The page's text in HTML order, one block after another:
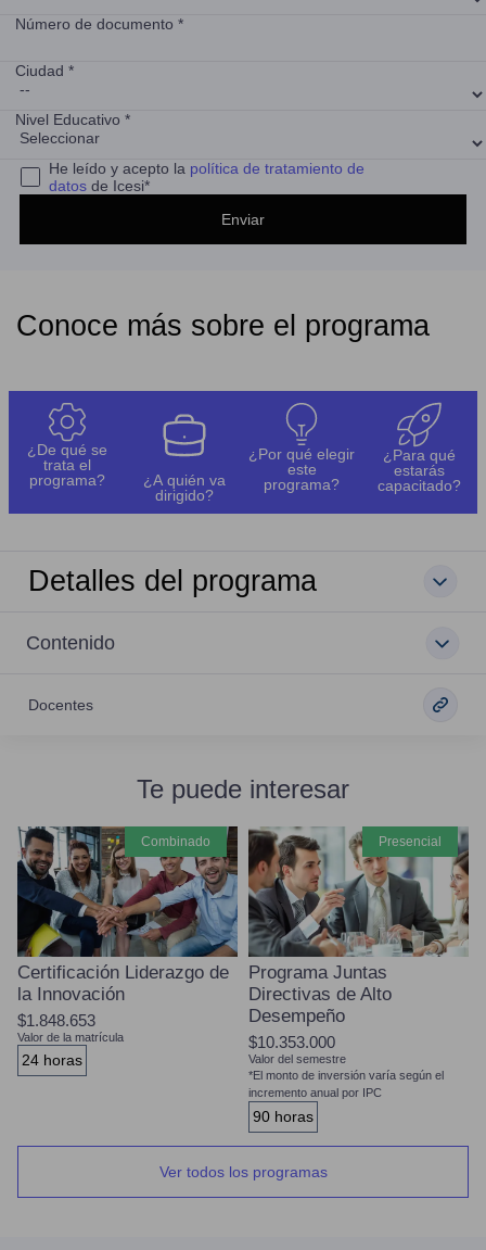
Número de documento *
Ciudad *
Nivel Educativo *
He leído y acepto la política de tratamiento de
datosde Icesi*
Conoce más sobre el programa
¿De qué se
trata el
programa?
¿A quién va
dirigido?
¿Por qué elegir
este
programa?
¿Para qué
estarás
capacitado?
Detalles del programa
Contenido
Docentes
Te puede interesar
combinado
Certificación Liderazgo de
la Innovación
$1.848.653
Valor de la matrícula
24 horas
presencial
Programa Juntas
Directivas de Alto
Desempeño
$10.353.000
Valor del semestre
*El monto de inversión varía según el
incremento anual por IPC
90 horas
Ver todos los programas